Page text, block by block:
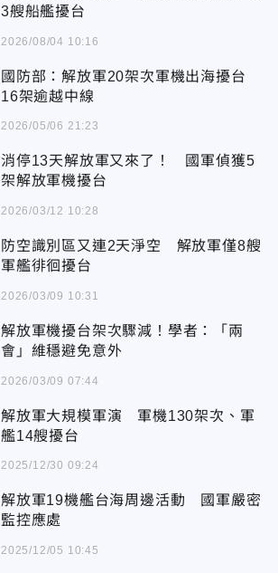
3艘船艦擾台
2026/08/04 10:16
國防部：解放軍20架次軍機出海擾台
16架逾越中線
2026/05/06 21:23
消停13天解放軍又來了！ 國軍偵獲5
架解放軍機擾台
2026/03/12 10:28
防空識別區又連2天淨空 解放軍僅8艘
軍艦徘徊擾台
2026/03/09 10:31
解放軍機擾台架次驟減！學者：「兩
會」維穩避免意外
2026/03/09 07:44
解放軍大規模軍演 軍機130架次、軍
艦14艘擾台
2025/12/30 09:24
解放軍19機艦台海周邊活動 國軍嚴密
監控應處
2025/12/05 10:45